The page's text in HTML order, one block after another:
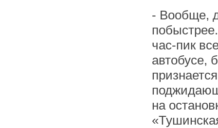
- Вообще,
час-пик
автобусе,
на